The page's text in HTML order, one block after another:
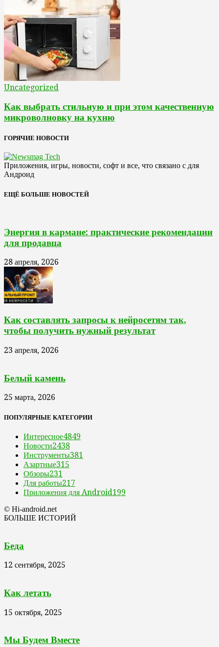
Uncategorized
Как выбрать стильную и при этом качественную
микроволновку на кухню
ГОРЯЧИЕ НОВОСТИ
Приложения, игры, новости, софт и все, что связано с для
Андроид
ЕЩЁ БОЛЬШЕ НОВОСТЕЙ
Энергия в кармане: практические рекомендации
для продавца
28 апреля, 2026
Как составлять запросы к нейросетям так,
чтобы получить нужный результат
23 апреля, 2026
Белый камень
25 марта, 2026
ПОПУЛЯРНЫЕ КАТЕГОРИИ
Интересное4849
Новости2438
Инструменты381
Азартные315
Обзоры231
Для работы217
Приложения для Android199
© Hi-android.net
БОЛЬШЕ ИСТОРИЙ
Беда
12 сентября, 2025
Как летать
15 октября, 2025
Мы Будем Вместе